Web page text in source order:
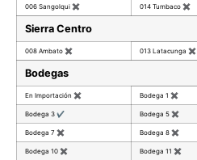
006 Sangolqui ✖ 014 Tumbaco ✖
Sierra Centro
008 Ambato ✖ 013 Latacunga ✖
Bodegas
En Importación ✖ Bodega 1 ✖
Bodega 3 ✔ Bodega 5 ✖
Bodega 7 ✖ Bodega 8 ✖
Bodega 10 ✖ Bodega 11 ✖